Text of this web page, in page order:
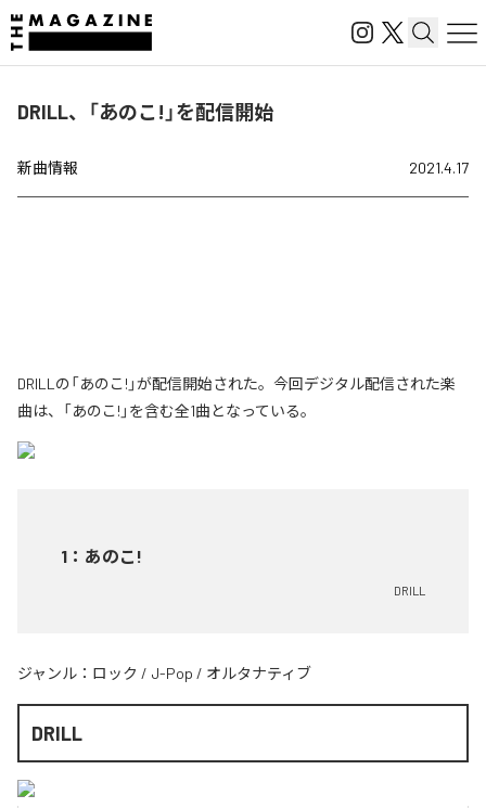
DRILL、「あのこ!」を配信開始
新曲情報 2021.4.17
DRILLの「あのこ!」が配信開始された。今回デジタル配信された楽
曲は、「あのこ!」を含む全1曲となっている。
1 ： あのこ!
DRILL
ジャンル： ロック / J-Pop / オルタナティブ
DRILL